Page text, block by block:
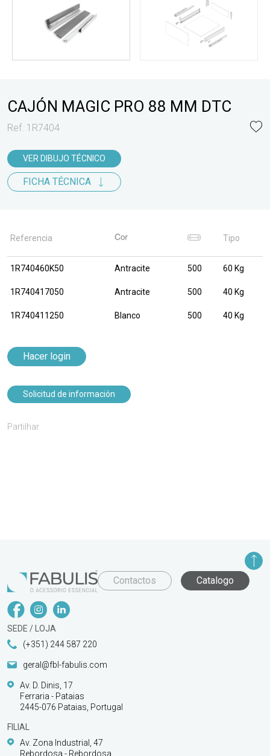
CAJÓN MAGIC PRO 88 MM DTC
Ref. 1R7404
VER DIBUJO TÉCNICO
FICHA TÉCNICA
Referencia Tipo
1R740460K50 Antracite 500 60 Kg
1R740417050 Antracite 500 40 Kg
1R740411250 Blanco 500 40 Kg
Hacer login
Solicitud de información
Partilhar
Contactos Catalogo
SEDE / LOJA
(+351) 244 587 220
geral@fbl-fabulis.com
Av. D. Dinis, 17
Ferraria - Pataias
2445-076 Pataias, Portugal
FILIAL
Av. Zona Industrial, 47
Rebordosa - Rebordosa